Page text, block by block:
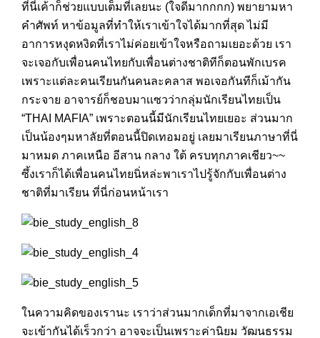
ที่นี่เค้าก็ช่วยแบบเต็มที่เลยนะ (ใจดีมากกกก) พยายามหา
คำศัพท์ หาข้อมูลที่ทำให้เราเข้าใจได้มากที่สุด ไม่มี
อาการหงุดหงิดที่เราไม่ค่อยเข้าใจหรือถามเยอะด้วย เรา
จะเจอกับเพื่อนคนไทยกับเพื่อนต่างชาติทีก็ตอนพักเบรค
เพราะเเต่ละคนเรียนกันคนละคลาส พอเจอกันทีก็เม้ากัน
กระจาย อาจารย์ก็ชอบมาเเซวว่ากลุ่มนักเรียนไทยเป็น
“THAI MAFIA” เพราะตอนนี้มีนักเรียนไทยเยอะ ส่วนมาก
เป็นน้องๆมหาลัยที่ตอนนี้ปิดเทอมอยู่ เลยมาเรียนภาษาที่นี่
มาหมด ภาคเหนือ อีสาน กลาง ใต้ ครบทุกภาคเชียว~~
ซึ้งเราก็ได้เพื่อนคนไทยนิ่หล่ะพาเราไปรู้จักกับเพื่อนต่าง
ชาติที่มาเรียน ที่นี่ก่อนหน้าเรา
ในความคิดของเรานะ เราว่าส่วนมากเด็กที่มาจากเอเชีย
จะเข้ากันได้เร็วกว่า อาจจะเป็นเพราะค่านิยม วัฒนธรรม